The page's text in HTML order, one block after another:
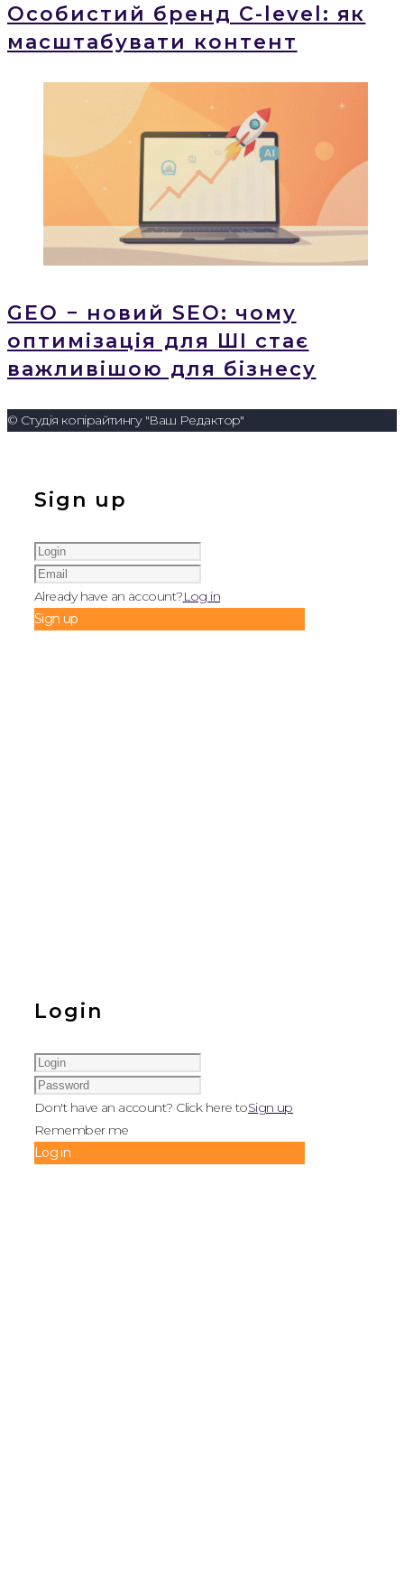
Особистий бренд C-level: як
масштабувати контент
GEO − новий SEO: чому
оптимізація для ШІ стає
важливішою для бізнесу
© Студія копірайтингу "Ваш Редактор"
Sign up
Already have an account?Log in
Sign up
Login
Don't have an account? Click here toSign up
Remember me
Log in